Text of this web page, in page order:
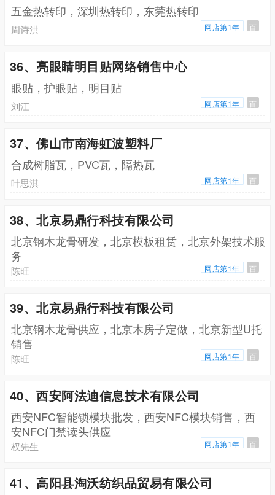
五金热转印，深圳热转印，东莞热转印
周诗洪 网店第1年 百
36、亮眼睛明目贴网络销售中心
眼贴，护眼贴，明目贴
刘江 网店第1年 百
37、佛山市南海虹波塑料厂
合成树脂瓦，PVC瓦，隔热瓦
叶思淇 网店第1年 百
38、北京易鼎行科技有限公司
北京钢木龙骨研发，北京模板租赁，北京外架技术服
务
陈旺 网店第1年 百
39、北京易鼎行科技有限公司
北京钢木龙骨供应，北京木房子定做，北京新型U托
销售
陈旺 网店第1年 百
40、西安阿法迪信息技术有限公司
西安NFC智能锁模块批发，西安NFC模块销售，西
安NFC门禁读头供应
权先生 网店第1年 百
41、高阳县淘沃纺织品贸易有限公司